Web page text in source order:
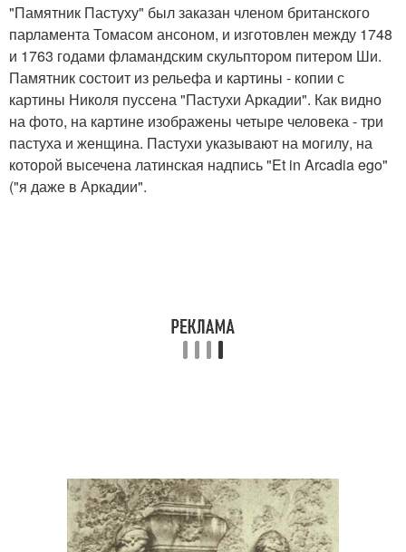
"Памятник Пастуху" был заказан членом британского
парламента Томасом ансоном, и изготовлен между 1748
и 1763 годами фламандским скульптором питером Ши.
Памятник состоит из рельефа и картины - копии с
картины Николя пуссена "Пастухи Аркадии". Как видно
на фото, на картине изображены четыре человека - три
пастуха и женщина. Пастухи указывают на могилу, на
которой высечена латинская надпись "Et in Arcadia ego"
("я даже в Аркадии".